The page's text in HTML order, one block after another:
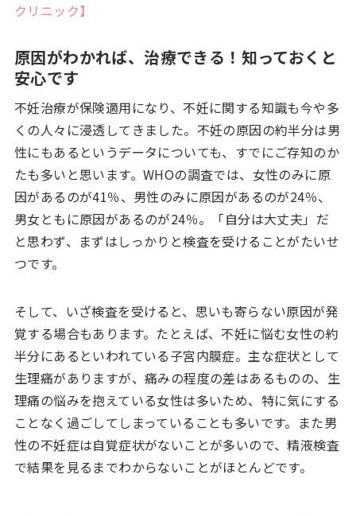
クリニック】
原因がわかれば、治療できる！知っておくと
安心です
不妊治療が保険適用になり、不妊に関する知識も今や多
くの人々に浸透してきました。不妊の原因の約半分は男
性にもあるというデータについても、すでにご存知のか
たも多いと思います。WHOの調査では、女性のみに原
因があるのが41％、男性のみに原因があるのが24％、
男女ともに原因があるのが24％。「自分は大丈夫」だ
と思わず、まずはしっかりと検査を受けることがたいせ
つです。
そして、いざ検査を受けると、思いも寄らない原因が発
覚する場合もあります。たとえば、不妊に悩む女性の約
半分にあるといわれている子宮内膜症。主な症状として
生理痛がありますが、痛みの程度の差はあるものの、生
理痛の悩みを抱えている女性は多いため、特に気にする
ことなく過ごしてしまっていることも多いです。また男
性の不妊症は自覚症状がないことが多いので、精液検査
で結果を見るまでわからないことがほとんどです。